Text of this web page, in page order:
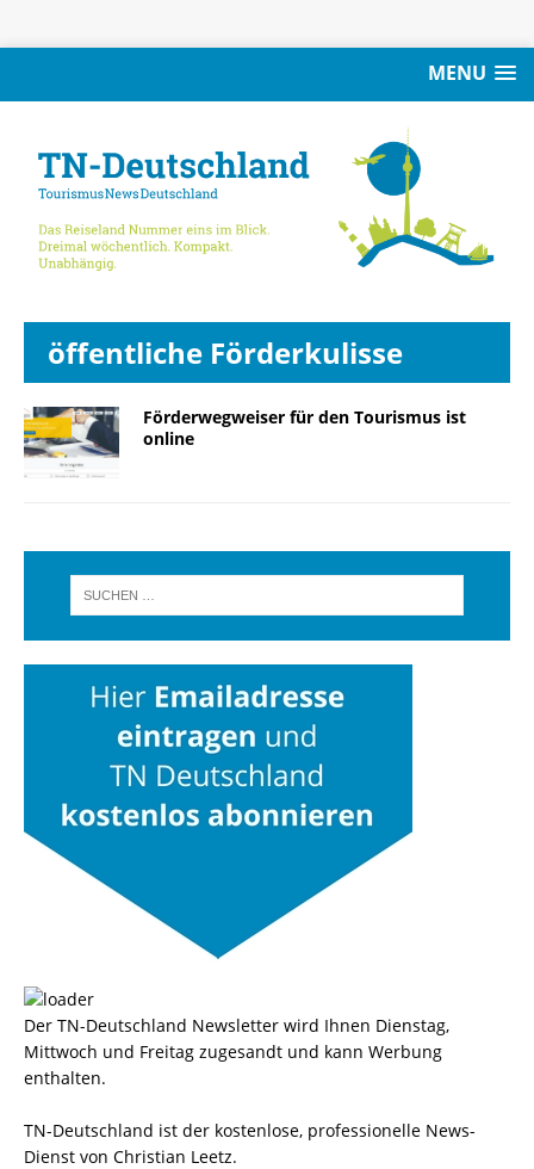
MENU
öffentliche Förderkulisse
Förderwegweiser für den Tourismus ist
online
Der TN-Deutschland Newsletter wird Ihnen Dienstag,
Mittwoch und Freitag zugesandt und kann Werbung
enthalten.
TN-Deutschland ist der kostenlose, professionelle News-
Dienst von Christian Leetz.